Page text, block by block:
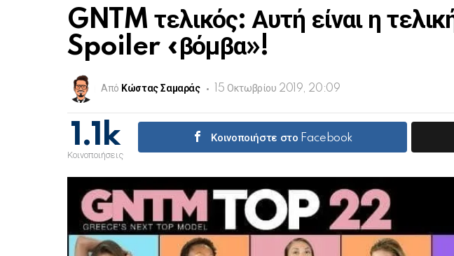
GNTM τελικός: Αυτή είναι η
Spoiler «βόμβα»!
Από Κώστας Σαμαράς 15 Οκτωβρίου 2019, 20:09
1.1k
Κοινοποιήσεις
Κοινοποιήστε στο Facebook